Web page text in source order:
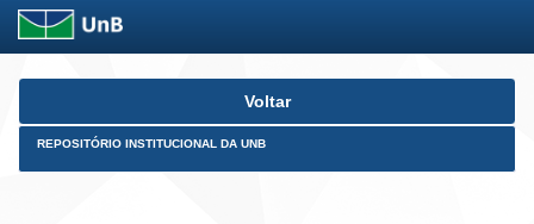
Skip
Voltar
REPOSITÓRIO INSTITUCIONAL DA UNB